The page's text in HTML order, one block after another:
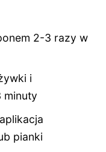
2-3 razy w
i
minuty
pianki